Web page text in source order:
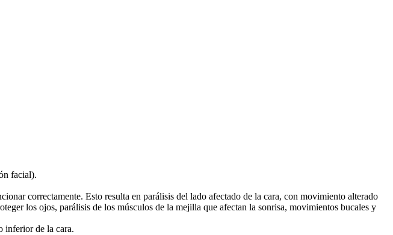
facial).
correctamente. Esto resulta en parálisis del lado afectado de la cara, con movimiento alterado
los ojos, parálisis de los músculos de la mejilla que afectan la sonrisa, movimientos bucales y
inferior de la cara.